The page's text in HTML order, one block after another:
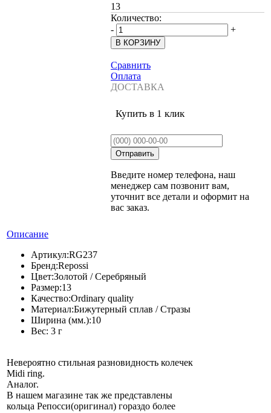
13
Количество:
-
+
Сравнить
Оплата
ДОСТАВКА
Купить в 1 клик
Введите номер телефона, наш
менеджер сам позвонит вам,
уточнит все детали и оформит на
вас заказ.
Описание
Артикул:RG237
Бренд:Repossi
Цвет:Золотой / Серебряный
Размер:13
Качество:Ordinary quality
Материал:Бижутерный сплав / Стразы
Ширина (мм.):10
Вес: 3 г
Невероятно стильная разновидность колечек
Midi ring.
Аналог.
В нашем магазине так же представлены
кольца Репосси(оригинал) гораздо более